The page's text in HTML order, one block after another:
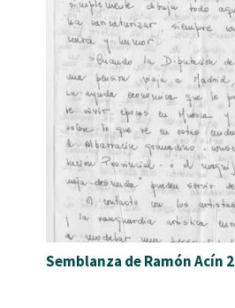
Semblanza de Ramón Acín 2